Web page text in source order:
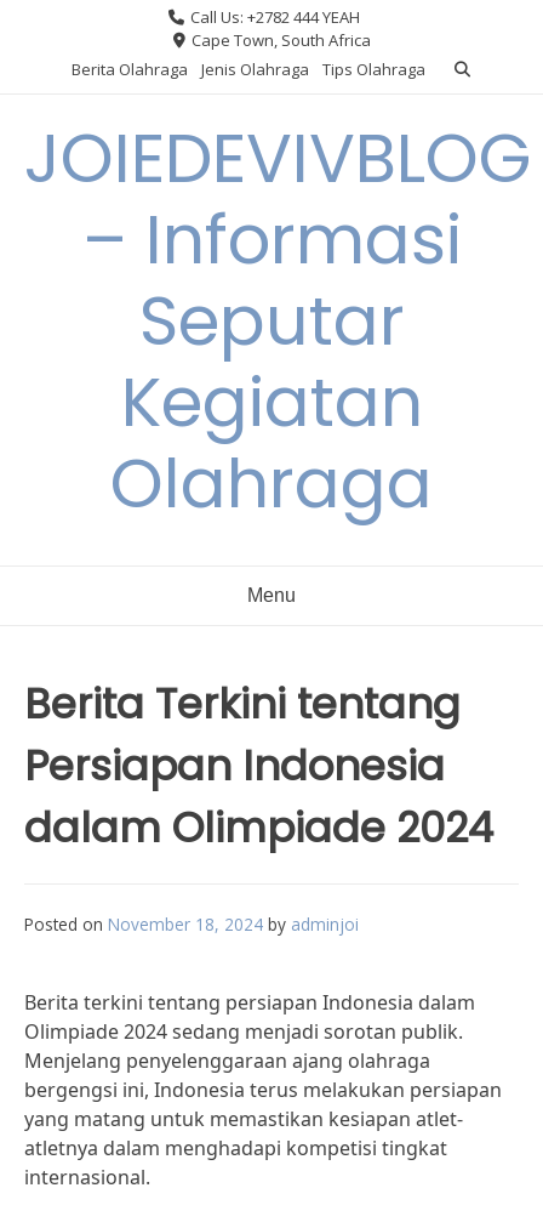
Call Us: +2782 444 YEAH
Cape Town, South Africa
Berita Olahraga
Jenis Olahraga Tips Olahraga
JOIEDEVIVBLOG
– Informasi
Seputar
Kegiatan
Olahraga
Menu
Berita Terkini tentang
Persiapan Indonesia
dalam Olimpiade 2024
Posted on November 18, 2024 by adminjoi
Berita terkini tentang persiapan Indonesia dalam
Olimpiade 2024 sedang menjadi sorotan publik.
Menjelang penyelenggaraan ajang olahraga
bergengsi ini, Indonesia terus melakukan persiapan
yang matang untuk memastikan kesiapan atlet-
atletnya dalam menghadapi kompetisi tingkat
internasional.